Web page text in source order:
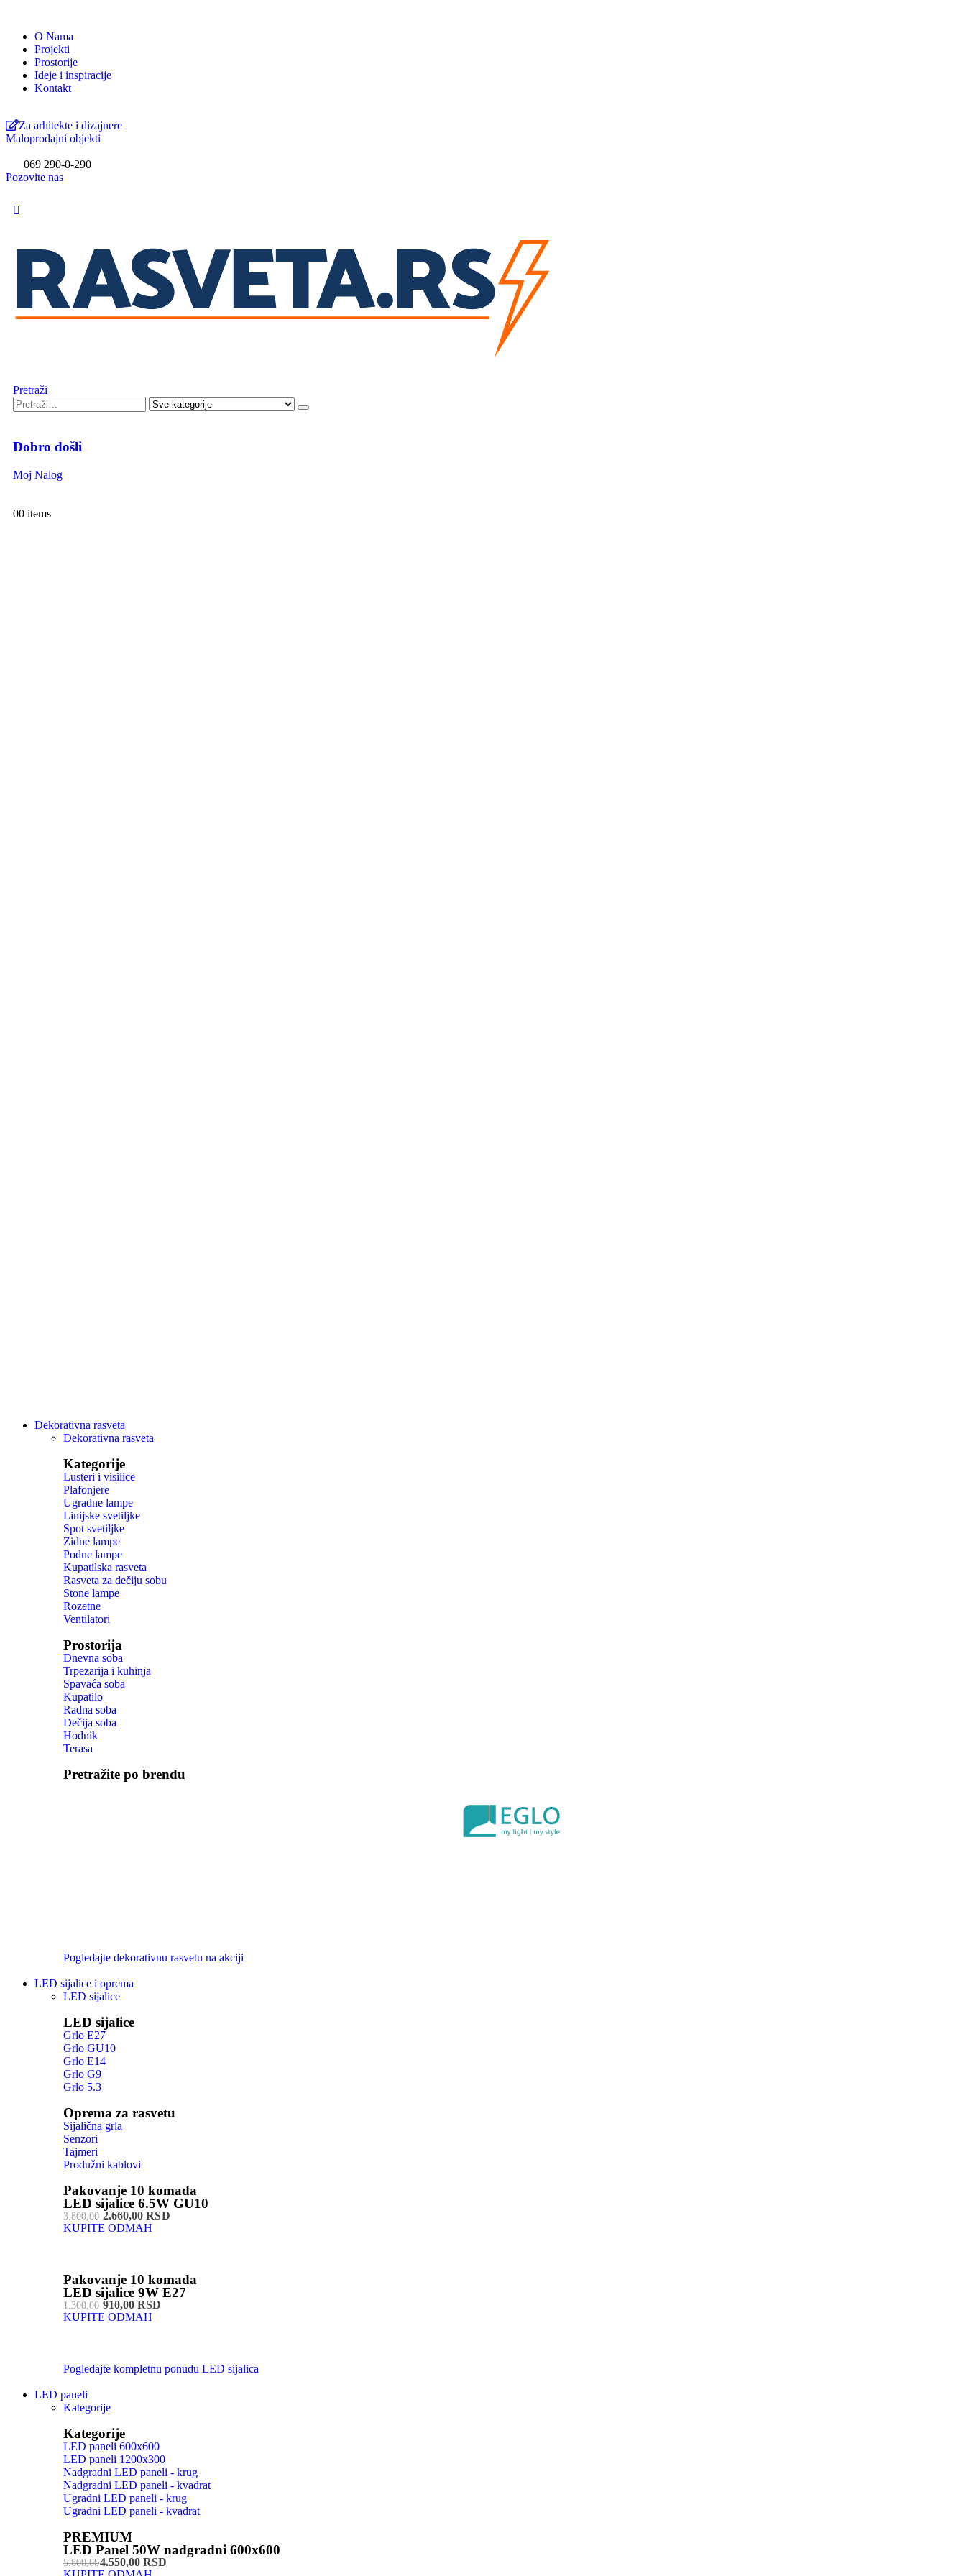
O Nama
Projekti
Prostorije
Ideje i inspiracije
Kontakt
Za arhitekte i dizajnere
Maloprodajni objekti
069 290-0-290
Pozovite nas
Pretraži
Dobro došli
Moj Nalog
00 items
Dekorativna rasveta
Dekorativna rasveta
Kategorije
Lusteri i visilice
Plafonjere
Ugradne lampe
Linijske svetiljke
Spot svetiljke
Zidne lampe
Podne lampe
Kupatilska rasveta
Rasveta za dečiju sobu
Stone lampe
Rozetne
Ventilatori
Prostorija
Dnevna soba
Trpezarija i kuhinja
Spavaća soba
Kupatilo
Radna soba
Dečija soba
Hodnik
Terasa
Pretražite po brendu
Pogledajte dekorativnu rasvetu na akciji
LED sijalice i oprema
LED sijalice
LED sijalice
Grlo E27
Grlo GU10
Grlo E14
Grlo G9
Grlo 5.3
Oprema za rasvetu
Sijalična grla
Senzori
Tajmeri
Produžni kablovi
Pakovanje 10 komada
LED sijalice 6.5W GU10
3.800,002.660,00 RSD
KUPITE ODMAH
Pakovanje 10 komada
LED sijalice 9W E27
1.300,00910,00 RSD
KUPITE ODMAH
Pogledajte kompletnu ponudu LED sijalica
LED paneli
Kategorije
Kategorije
LED paneli 600x600
LED paneli 1200x300
Nadgradni LED paneli - krug
Nadgradni LED paneli - kvadrat
Ugradni LED paneli - krug
Ugradni LED paneli - kvadrat
PREMIUM
LED Panel 50W nadgradni 600x600
5.800,004.550,00 RSD